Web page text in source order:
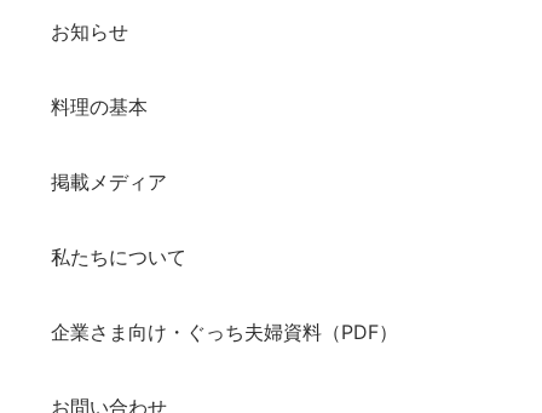
お知らせ
料理の基本
掲載メディア
私たちについて
企業さま向け・ぐっち夫婦資料（PDF）
お問い合わせ